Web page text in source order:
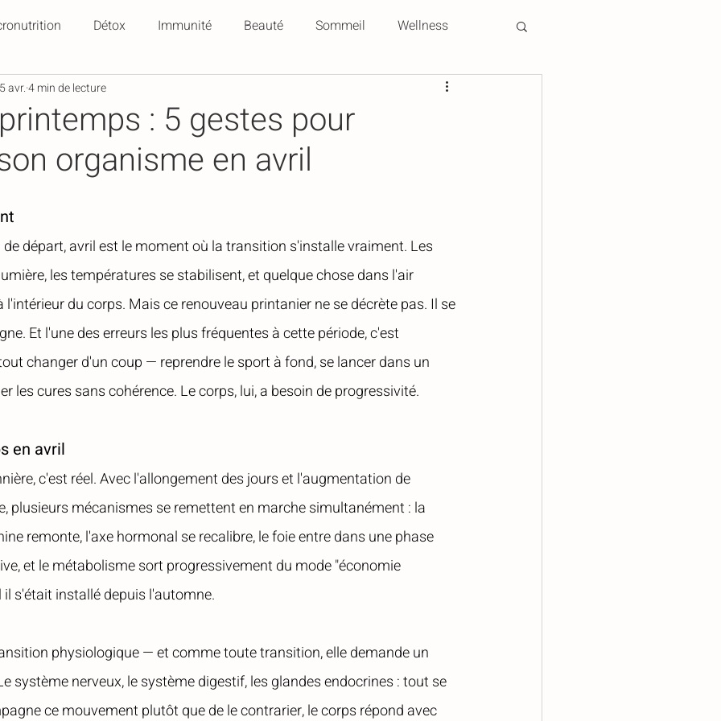
Détox Immunité Beauté Sommeil Wellness
Recettes Biohacking
: 5 gestes pour
organisme en avril
5 avr.4 min de lecture
départ, avril est le moment où la transition s'installe vraiment. Les
les températures se stabilisent, et quelque chose dans l'air
du corps. Mais ce renouveau printanier ne se décrète pas. Il se
Et l'une des erreurs les plus fréquentes à cette période, c'est
changer d'un coup — reprendre le sport à fond, se lancer dans un
les cures sans cohérence. Le corps, lui, a besoin de progressivité.
en avril
c'est réel. Avec l'allongement des jours et l'augmentation de
plusieurs mécanismes se remettent en marche simultanément : la
remonte, l'axe hormonal se recalibre, le foie entre dans une phase
et le métabolisme sort progressivement du mode "économie
il s'était installé depuis l'automne.
physiologique — et comme toute transition, elle demande un
système nerveux, le système digestif, les glandes endocrines : tout se
ce mouvement plutôt que de le contrarier, le corps répond avec